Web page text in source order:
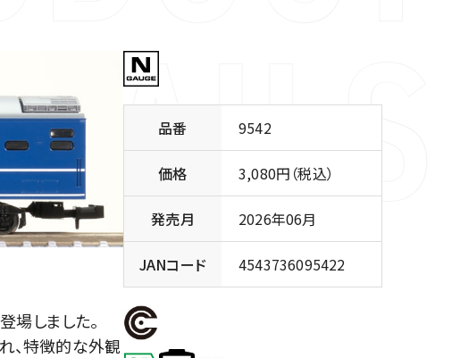
しました。
、特徴的な外観
品番 9542
価格 3,080円（税込）
発売月 2026年06月
JANコード 4543736095422